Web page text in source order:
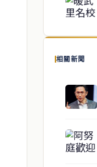
相關新聞